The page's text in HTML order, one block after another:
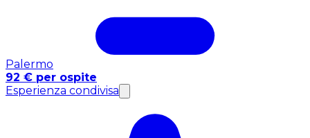
Palermo
92 € per ospite
Esperienza condivisa